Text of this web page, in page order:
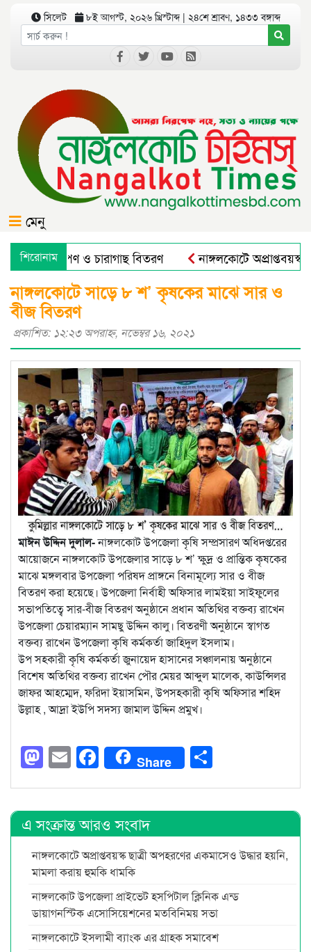
সিলেট ৮ই আগস্ট, ২০২৬ খ্রিস্টাব্দ | ২৪শে শ্রাবণ, ১৪৩৩ বঙ্গাব্দ
মেনু
শিরোনাম
বৃক্ষরোপণ ও চারাগাছ বিতরণ নাঙ্গলকোটে অপ্রাপ্তবয়স্ক
নাঙ্গলকোটে সাড়ে ৮ শ’ কৃষকের মাঝে সার ও
বীজ বিতরণ
প্রকাশিত: ১২:২৩ অপরাহ্ণ, নভেম্বর ১৬, ২০২১
মাঈন উদ্দিন দুলাল-নাঙ্গলকোট উপজেলা কৃষি সম্প্রসারণ অধিদপ্তরের
আয়োজনে নাঙ্গলকোট উপজেলার সাড়ে ৮ শ’ ক্ষুদ্র ও প্রান্তিক কৃষকের
মাঝে মঙ্গলবার উপজেলা পরিষদ প্রাঙ্গনে বিনামূল্যে সার ও বীজ
বিতরণ করা হয়েছে। উপজেলা নির্বাহী অফিসার লামইয়া সাইফুলের
সভাপতিত্বে সার-বীজ বিতরণ অনুষ্ঠানে প্রধান অতিথির বক্তব্য রাখেন
উপজেলা চেয়ারম্যান সামছু উদ্দিন কালু। বিতরণী অনুষ্ঠানে স্বাগত
বক্তব্য রাখেন উপজেলা কৃষি কর্মকর্তা জাহিদুল ইসলাম।
উপ সহকারী কৃষি কর্মকর্তা জুনায়েদ হাসানের সঞ্চালনায় অনুষ্ঠানে
বিশেষ অতিথির বক্তব্য রাখেন পৌর মেয়র আব্দুল মালেক, কাউন্সিলর
জাফর আহম্মেদ, ফরিদা ইয়াসমিন, উপসহকারী কৃষি অফিসার শহিদ
উল্লাহ , আদ্রা ইউপি সদস্য জামাল উদ্দিন প্রমুখ।
Mastodon
EmailFacebook
Share
এ সংক্রান্ত আরও সংবাদ
নাঙ্গলকোটে অপ্রাপ্তবয়স্ক ছাত্রী অপহরণের একমাসেও উদ্ধার হয়নি,
মামলা করায় হুমকি ধামকি
নাঙ্গলকোট উপজেলা প্রাইভেট হসপিটাল ক্লিনিক এন্ড
ডায়াগনস্টিক এসোসিয়েশনের মতবিনিময় সভা
নাঙ্গলকোটে ইসলামী ব্যাংক এর গ্রাহক সমাবেশ